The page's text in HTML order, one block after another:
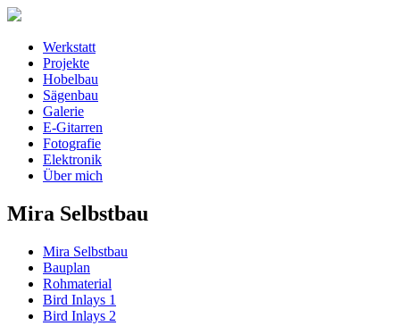
Werkstatt
Projekte
Hobelbau
Sägenbau
Galerie
E-Gitarren
Fotografie
Elektronik
Über mich
Mira Selbstbau
Mira Selbstbau
Bauplan
Rohmaterial
Bird Inlays 1
Bird Inlays 2